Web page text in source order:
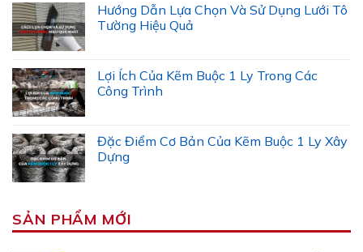
Hướng Dẫn Lựa Chọn Và Sử Dụng Lưới Tô
Tường Hiệu Quả
Lợi Ích Của Kẽm Buộc 1 Ly Trong Các
Công Trình
Đặc Điểm Cơ Bản Của Kẽm Buộc 1 Ly Xây
Dựng
SẢN PHẨM MỚI